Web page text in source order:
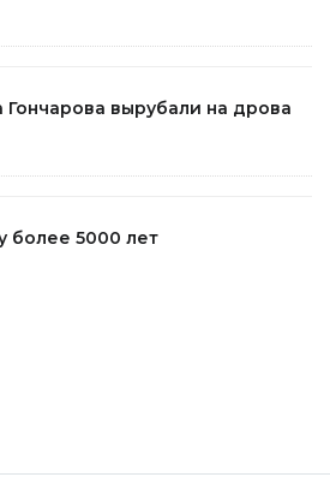
Гончарова вырубали на дрова
более 5000 лет